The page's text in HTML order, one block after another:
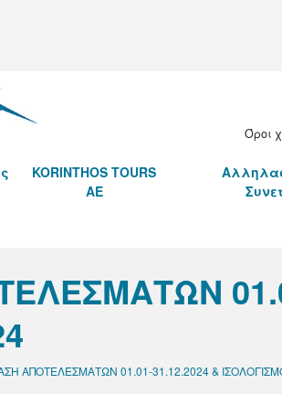
Όροι
KORINTHOS TOURS
AE
ΑΠΟΤΕΛΕΣΜΑΤΩΝ 01.01-31.12.2024 &